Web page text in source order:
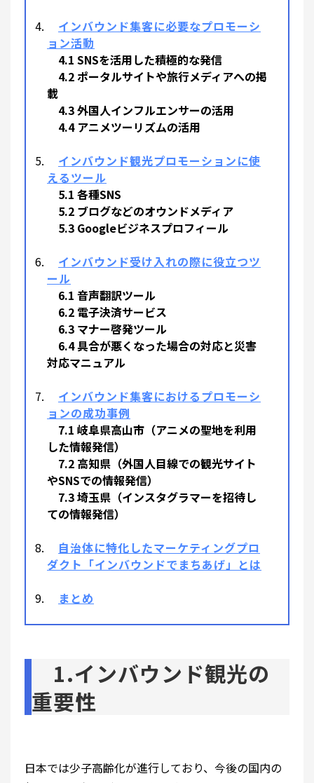
インバウンド集客に必要なプロモーシ
ョン活動
4.1 SNSを活用した積極的な発信
4.2 ポータルサイトや旅行メディアへの掲
載
4.3 外国人インフルエンサーの活用
4.4 アニメツーリズムの活用
インバウンド観光プロモーションに使
えるツール
5.1 各種SNS
5.2 ブログなどのオウンドメディア
5.3 Googleビジネスプロフィール
インバウンド受け入れの際に役立つツ
ール
6.1 音声翻訳ツール
6.2 電子決済サービス
6.3 マナー啓発ツール
6.4 具合が悪くなった場合の対応と災害
対応マニュアル
インバウンド集客におけるプロモーシ
ョンの成功事例
7.1 岐阜県高山市（アニメの聖地を利用
した情報発信）
7.2 高知県（外国人目線での観光サイト
やSNSでの情報発信）
7.3 埼玉県（インスタグラマーを招待し
ての情報発信）
自治体に特化したマーケティングプロ
ダクト「インバウンドでまちあげ」とは
まとめ
1.インバウンド観光の
重要性
日本では少子高齢化が進行しており、今後の国内の